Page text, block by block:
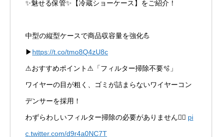
✨魅せる保管✨【冷蔵ショーケース】をご紹介！
中型の縦型ケースで商品収容量を強化💪
▶ https://t.co/tmo8Q4zU8c
⚠おすすめポイント⚠「フィルター掃除不要🫧」
ワイヤーの目が粗く、ゴミが詰まらないワイヤーコン
デンサーを採用！
わずらわしいフィルター掃除の必要がありません🙆‍♀️ pi
c.twitter.com/d9r4a0NC7T